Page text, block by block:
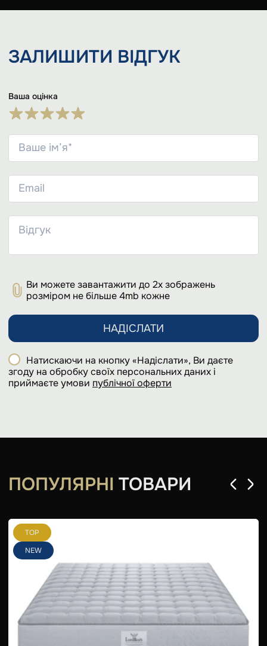
ЗАЛИШИТИ ВІДГУК
Ваша оцінка
Ви можете завантажити до 2х зображень
розміром не більше 4mb кожне
НАДІСЛАТИ
Натискаючи на кнопку «Надіслати», Ви даєте
згоду на обробку своїх персональних даних і
приймаєте умови публічної оферти
ПОПУЛЯРНІ ТОВАРИ
TOP
NEW